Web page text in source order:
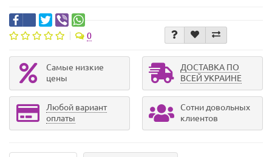
0
Самые низкие
цены
ДОСТАВКА ПО
ВСЕЙ УКРАИНЕ
Любой вариант
оплаты
Сотни довольных
клиентов